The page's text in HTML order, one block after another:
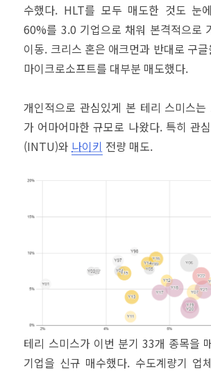
수했다. HLT를 모두 매도한 것도 눈
60%를 3.0 기업으로 채워 본격적으로
이동. 크리스 혼은 애크먼과 반대로 구
마이크로소프트를 대부분 매도했다.
개인적으로 관심있게 본 테리 스미스는
가 어마어마한 규모로 나왔다. 특히 관
(INTU)와 나이키 전량 매도.
테리 스미스가 이번 분기 33개 종목을
기업을 신규 매수했다. 수도계량기 업